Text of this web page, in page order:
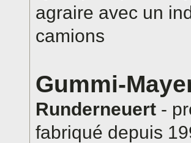
agraire avec un
camions
Gummi-
Runderneuert -
fabriqué depuis